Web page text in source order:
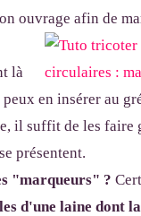
ouvrage afin de
là
en insérer au
il suffit de les
présentent.
"marqueurs" ?
d'une laine dont